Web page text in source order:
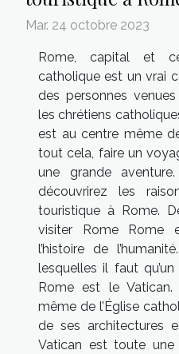
Mar. 24 octobre 2023
Rome, capital et
catholique est un vrai
des personnes
les chrétiens
est au centre même
tout cela, faire un
une grande
découvrirez les
touristique à Rome.
visiter Rome
l’histoire de
lesquelles il faut
Rome est le
même de l’Église
de ses architectures
Vatican est toute